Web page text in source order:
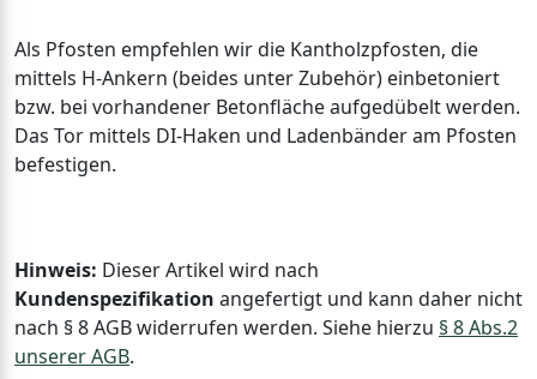
Als Pfosten empfehlen wir die Kantholzpfosten, die
mittels H-Ankern (beides unter Zubehör) einbetoniert
bzw. bei vorhandener Betonfläche aufgedübelt werden.
Das Tor mittels DI-Haken und Ladenbänder am Pfosten
befestigen.
Hinweis: Dieser Artikel wird nach
Kundenspezifikation angefertigt und kann daher nicht
nach § 8 AGB widerrufen werden. Siehe hierzu § 8 Abs.2
unserer AGB.